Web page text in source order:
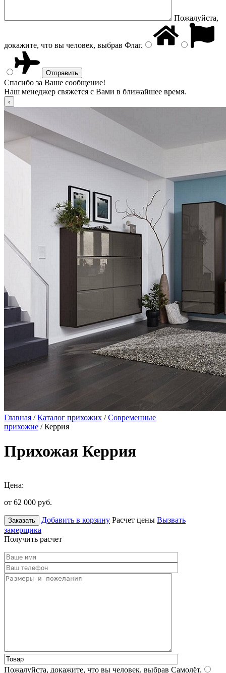
Пожалуйста,
докажите, что вы человек, выбрав Флаг.
Спасибо за Ваше сообщение!
Наш менеджер свяжется с Вами в ближайшее время.
Главная /Каталог прихожих /Современные
прихожие / Керрия
Прихожая Керрия
Цена:
от 62 000 руб.
Заказать Добавить в корзину Расчет цены Вызвать
замерщика
Получить расчет
Пожалуйста, докажите, что вы человек, выбрав Самолёт.